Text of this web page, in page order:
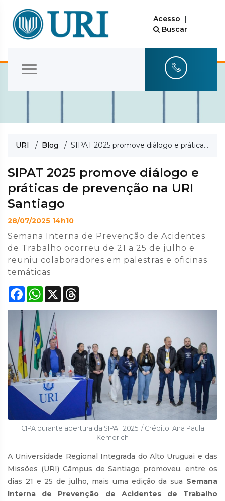
Acesso |
Buscar
URI / Blog / SIPAT 2025 promove diálogo e práticas de prevenção na URI Santiago
SIPAT 2025 promove diálogo e
práticas de prevenção na URI
Santiago
28/07/2025 14h10
Semana Interna de Prevenção de Acidentes
de Trabalho ocorreu de 21 a 25 de julho e
reuniu colaboradores em palestras e oficinas
temáticas
Facebook
WhatsApp
X Threads
CIPA durante abertura da SIPAT 2025. / Crédito: Ana Paula
Kemerich
A Universidade Regional Integrada do Alto Uruguai e das
Missões (URI) Câmpus de Santiago promoveu, entre os
dias 21 e 25 de julho, mais uma edição da sua Semana
Interna de Prevenção de Acidentes de Trabalho